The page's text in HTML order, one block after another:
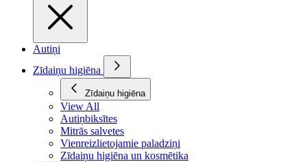
Autiņi
Zīdaiņu higiēna
Zīdaiņu higiēna
View All
Autiņbiksītes
Mitrās salvetes
Vienreizlietojamie paladziņi
Zīdaiņu higiēna un kosmētika